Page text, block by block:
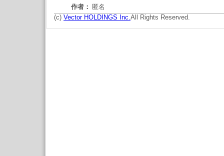
作者：
匿名
(c) Vector HOLDINGS Inc.All Rights Reserved.